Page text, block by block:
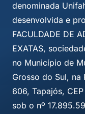
denominada
desenvolvida e
FACULDADE DE
EXATAS,
no Município de
Grosso do Sul, na
606, Tapajós,
sob o nº